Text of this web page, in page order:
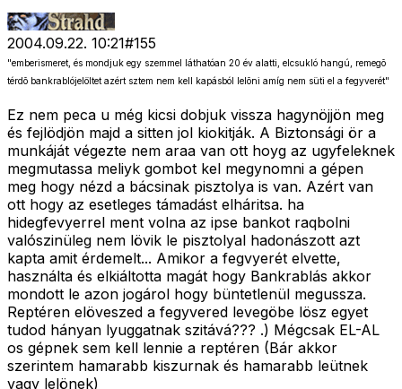
2004.09.22. 10:21#155
"emberismeret, és mondjuk egy szemmel láthatóan 20 év alatti, elcsukló hangú, remegõ
térdõ bankrablójelöltet azért sztem nem kell kapásból lelõni amíg nem süti el a fegyverét"
Ez nem peca u még kicsi dobjuk vissza hagynöjjön meg
és fejlödjön majd a sitten jol kiokitják. A Biztonsági ör a
munkáját végezte nem araa van ott hoyg az ugyfeleknek
megmutassa meliyk gombot kel megynomni a gépen
meg hogy nézd a bácsinak pisztolya is van. Azért van
ott hogy az esetleges támadást elháritsa. ha
hidegfevyerrel ment volna az ipse bankot raqbolni
valószinüleg nem lövik le pisztolyal hadonászott azt
kapta amit érdemelt... Amikor a fegvyerét elvette,
használta és elkiáltotta magát hogy Bankrablás akkor
mondott le azon jogárol hogy büntetlenül megussza.
Reptéren elöveszed a fegyvered levegöbe lösz egyet
tudod hányan lyuggatnak szitává??? .) Mégcsak EL-AL
os gépnek sem kell lennie a reptéren (Bár akkor
szerintem hamarabb kiszurnak és hamarabb leütnek
vagy lelönek)